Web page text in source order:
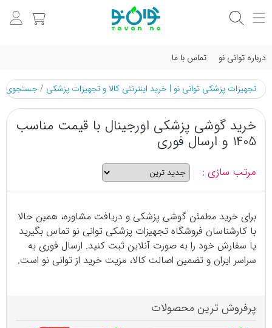
درباره توانی نو تماس با ما
تجهیزات پزشکی توانی نو | خرید اینترنتی کالا و تجهیزات پزشکی / جستجوی
خرید گوشی پزشکی اورجینال با قیمت مناسب
1405 و ارسال فوری
مرتب سازی :
برای خرید مطمئن گوشی پزشکی و دریافت مشاوره، همین حالا
با کارشناسان فروشگاه تجهیزات پزشکی توانی نو تماس بگیرید
یا سفارش خود را به صورت آنلاین ثبت کنید. ارسال فوری به
سراسر ایران و تضمین اصالت کالا، مزیت خرید از توانی نو است.
پرفروش ترین محصولات